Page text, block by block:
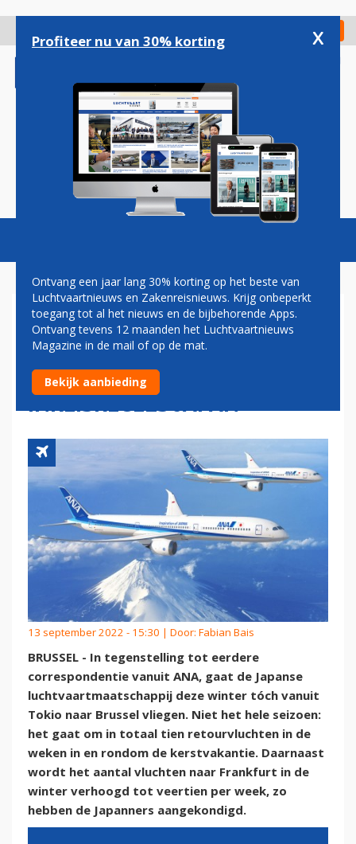
gaan
Check in
Magazine Podcasts Vacatures
ANA VLIEGT DEZE WINTER
TOCH NAAR BRUSSEL;
MOGELIJK OOK SOEPELERE
INREISREGELS JAPAN
13 september 2022 - 15:30 | Door: Fabian Bais
BRUSSEL - In tegenstelling tot eerdere
correspondentie vanuit ANA, gaat de Japanse
luchtvaartmaatschappij deze winter tóch vanuit
Tokio naar Brussel vliegen. Niet het hele seizoen:
het gaat om in totaal tien retourvluchten in de
weken in en rondom de kerstvakantie. Daarnaast
wordt het aantal vluchten naar Frankfurt in de
winter verhoogd tot veertien per week, zo
hebben de Japanners aangekondigd.
Profiteer nu van 30% korting x
Ontvang een jaar lang 30% korting op het beste van
Luchtvaartnieuws en Zakenreisnieuws. Krijg onbeperkt
toegang tot al het nieuws en de bijbehorende Apps.
Ontvang tevens 12 maanden het Luchtvaartnieuws
Magazine in de mail of op de mat.
Bekijk aanbieding